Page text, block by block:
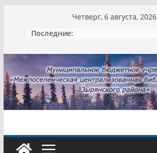
содержимому
Четверг, 6 августа, 2026
Последние: